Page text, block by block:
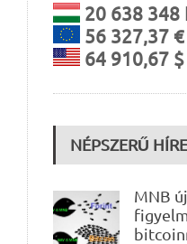
20 638 348
56 327,37 €
64 910,67 $
NÉPSZERŰ
MNB